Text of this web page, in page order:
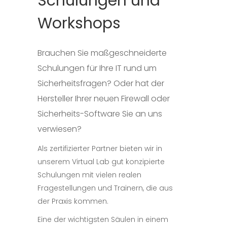
Workshops
Brauchen Sie maßgeschneiderte
Schulungen für Ihre IT rund um
Sicherheitsfragen? Oder hat der
Hersteller Ihrer neuen Firewall oder
Sicherheits-Software Sie an uns
verwiesen?
Als zertifizierter Partner bieten wir in
unserem Virtual Lab gut konzipierte
Schulungen mit vielen realen
Fragestellungen und Trainern, die aus
der Praxis kommen.
Eine der wichtigsten Säulen in einem